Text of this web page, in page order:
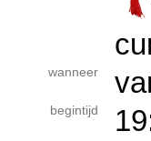
wanneer
begintijd